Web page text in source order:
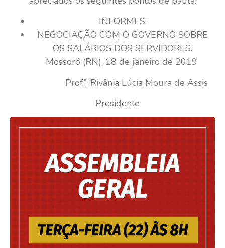
INFORMES;
NEGOCIAÇÃO COM O GOVERNO SOBRE
OS SALÁRIOS DOS SERVIDORES.
Mossoró (RN), 18 de janeiro de 2019
Profª. Rivânia Lúcia Moura de Assis
Presidente